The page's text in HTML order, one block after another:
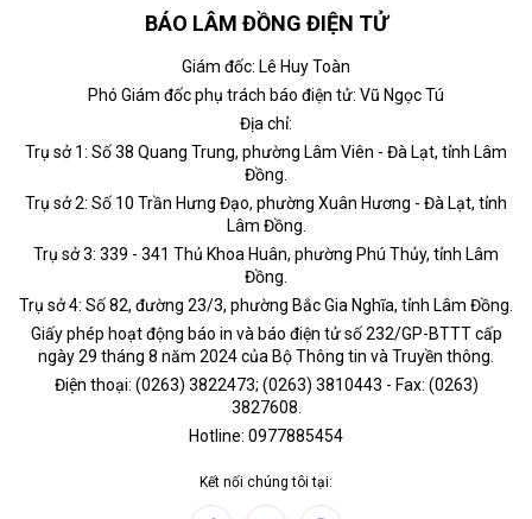
BÁO LÂM ĐỒNG ĐIỆN TỬ
Giám đốc: Lê Huy Toàn
Phó Giám đốc phụ trách báo điện tử: Vũ Ngọc Tú
Địa chỉ:
Trụ sở 1: Số 38 Quang Trung, phường Lâm Viên - Đà Lạt, tỉnh Lâm
Đồng.
Trụ sở 2: Số 10 Trần Hưng Đạo, phường Xuân Hương - Đà Lạt, tỉnh
Lâm Đồng.
Trụ sở 3: 339 - 341 Thủ Khoa Huân, phường Phú Thủy, tỉnh Lâm
Đồng.
Trụ sở 4: Số 82, đường 23/3, phường Bắc Gia Nghĩa, tỉnh Lâm Đồng.
Giấy phép hoạt động báo in và báo điện tử số 232/GP-BTTT cấp
ngày 29 tháng 8 năm 2024 của Bộ Thông tin và Truyền thông.
Điện thoại: (0263) 3822473; (0263) 3810443 - Fax: (0263)
3827608.
Hotline: 0977885454
Kết nối chúng tôi tại: